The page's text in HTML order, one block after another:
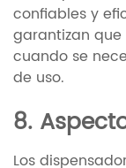
confiables y
garantizan
cuando se
de uso.
8.
Los